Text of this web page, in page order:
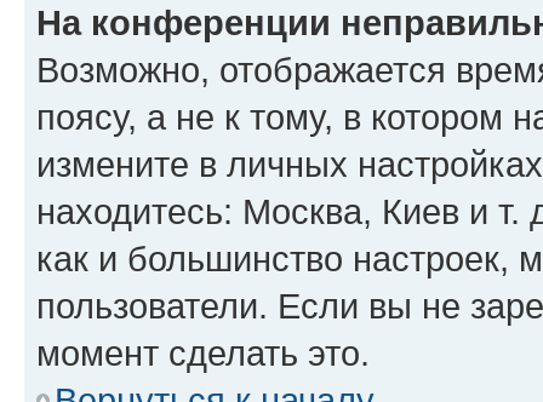
На конференции
Возможно, отображается
поясу, а не к тому, в котором
измените в личных
находитесь: Москва, Киев и т.
как и большинство настроек,
пользователи. Если вы не
момент сделать это.